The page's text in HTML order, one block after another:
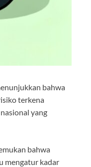
bahwa
terkena
yang
bahwa
mengatur kadar